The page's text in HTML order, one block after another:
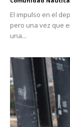
El impulso en el
pero una vez que
una...